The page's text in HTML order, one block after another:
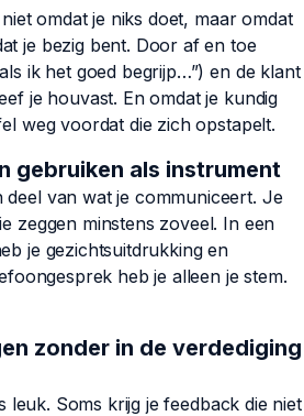
omdat je niks doet, maar omdat
je bezig bent. Door af en toe
ik het goed begrijp…”) en de klant
je houvast. En omdat je kundig
weg voordat die zich opstapelt.
gebruiken als instrument
deel van wat je communiceert. Je
zeggen minstens zoveel. In een
je gezichtsuitdrukking en
heb je alleen je stem.
zonder in de verdediging
leuk. Soms krijg je feedback die niet